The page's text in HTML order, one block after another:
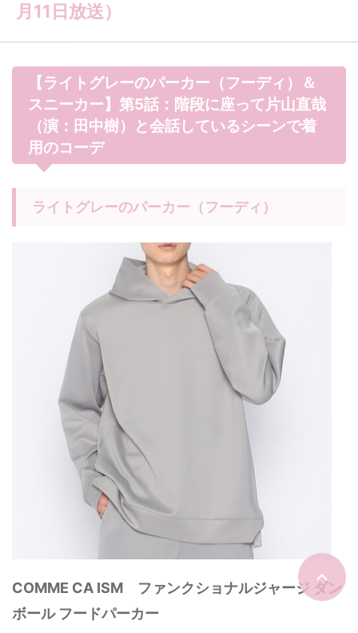
月11日放送）
【ライトグレーのパーカー（フーディ）＆
スニーカー】第5話：階段に座って片山直哉
（演：田中樹）と会話しているシーンで着
用のコーデ
ライトグレーのパーカー（フーディ）
COMME CA ISM ファンクショナルジャージ ダン
ボール フードパーカー